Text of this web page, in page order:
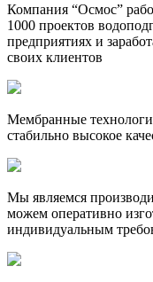
Компания “Осмос”
1000 проектов
предприятиях и
своих клиентов
Мембранные
стабильно высокое
Мы являемся
можем оперативно
индивидуальным